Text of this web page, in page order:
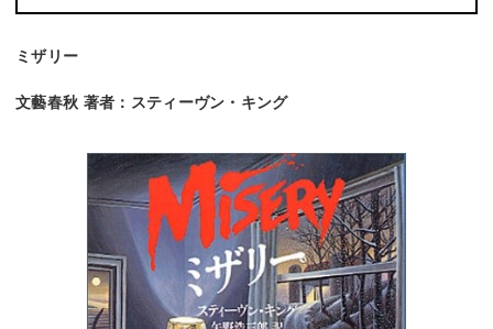
ミザリー
文藝春秋 著者：スティーヴン・キング